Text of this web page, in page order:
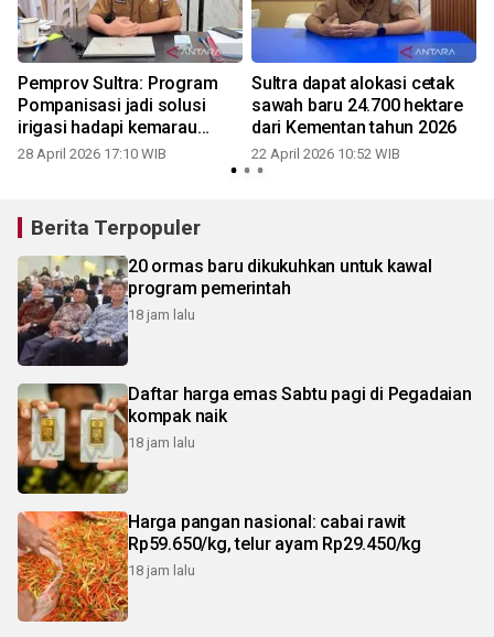
Pemprov Sultra: Program
Pompanisasi jadi solusi
irigasi hadapi kemarau
panjang
28 April 2026 17:10 WIB
Sultra dapat alokasi cetak
sawah baru 24.700 hektare
dari Kementan tahun 2026
22 April 2026 10:52 WIB
Berita Terpopuler
20 ormas baru dikukuhkan untuk kawal
program pemerintah
18 jam lalu
Daftar harga emas Sabtu pagi di Pegadaian
kompak naik
18 jam lalu
Harga pangan nasional: cabai rawit
Rp59.650/kg, telur ayam Rp29.450/kg
18 jam lalu